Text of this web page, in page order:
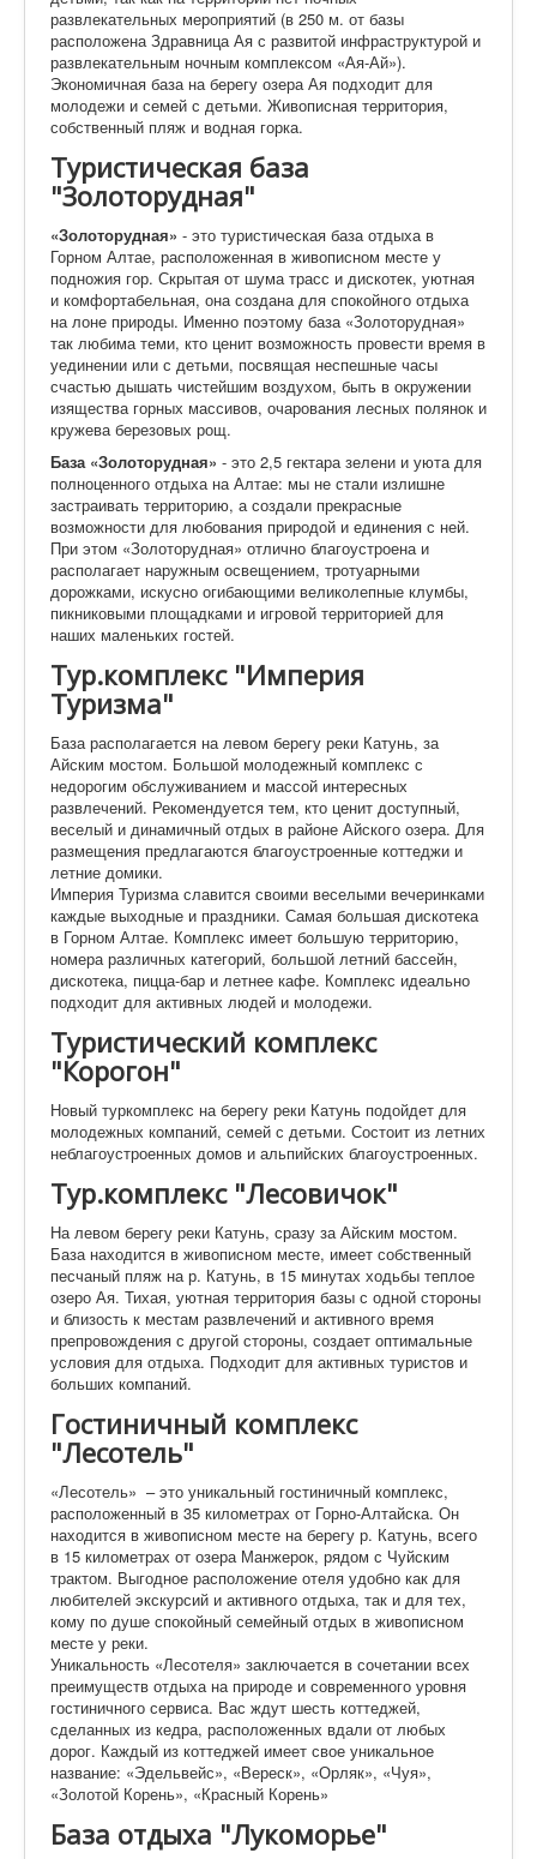
развлекательных мероприятий (в 250 м. от базы
расположена Здравница Ая с развитой инфраструктурой и
развлекательным ночным комплексом «Ая-Ай»).
Экономичная база на берегу озера Ая подходит для
молодежи и семей с детьми. Живописная территория,
собственный пляж и водная горка.
Туристическая база
"Золоторудная"
«Золоторудная» - это туристическая база отдыха в
Горном Алтае, расположенная в живописном месте у
подножия гор. Скрытая от шума трасс и дискотек, уютная
и комфортабельная, она создана для спокойного отдыха
на лоне природы. Именно поэтому база «Золоторудная»
так любима теми, кто ценит возможность провести время в
уединении или с детьми, посвящая неспешные часы
счастью дышать чистейшим воздухом, быть в окружении
изящества горных массивов, очарования лесных полянок и
кружева березовых рощ.
База «Золоторудная» - это 2,5 гектара зелени и уюта для
полноценного отдыха на Алтае: мы не стали излишне
застраивать территорию, а создали прекрасные
возможности для любования природой и единения с ней.
При этом «Золоторудная» отлично благоустроена и
располагает наружным освещением, тротуарными
дорожками, искусно огибающими великолепные клумбы,
пикниковыми площадками и игровой территорией для
наших маленьких гостей.
Тур.комплекс "Империя
Туризма"
База располагается на левом берегу реки Катунь, за
Айским мостом. Большой молодежный комплекс с
недорогим обслуживанием и массой интересных
развлечений. Рекомендуется тем, кто ценит доступный,
веселый и динамичный отдых в районе Айского озера. Для
размещения предлагаются благоустроенные коттеджи и
летние домики.
Империя Туризма славится своими веселыми вечеринками
каждые выходные и праздники. Самая большая дискотека
в Горном Алтае. Комплекс имеет большую территорию,
номера различных категорий, большой летний бассейн,
дискотека, пицца-бар и летнее кафе. Комплекс идеально
подходит для активных людей и молодежи.
Туристический комплекс
"Корогон"
Новый туркомплекс на берегу реки Катунь подойдет для
молодежных компаний, семей с детьми. Состоит из летних
неблагоустроенных домов и альпийских благоустроенных.
Тур.комплекс "Лесовичок"
На левом берегу реки Катунь, сразу за Айским мостом.
База находится в живописном месте, имеет собственный
песчаный пляж на р. Катунь, в 15 минутах ходьбы теплое
озеро Ая. Тихая, уютная территория базы с одной стороны
и близость к местам развлечений и активного время
препровождения с другой стороны, создает оптимальные
условия для отдыха. Подходит для активных туристов и
больших компаний.
Гостиничный комплекс
"Лесотель"
«Лесотель» – это уникальный гостиничный комплекс,
расположенный в 35 километрах от Горно-Алтайска. Он
находится в живописном месте на берегу р. Катунь, всего
в 15 километрах от озера Манжерок, рядом с Чуйским
трактом. Выгодное расположение отеля удобно как для
любителей экскурсий и активного отдыха, так и для тех,
кому по душе спокойный семейный отдых в живописном
месте у реки.
Уникальность «Лесотеля» заключается в сочетании всех
преимуществ отдыха на природе и современного уровня
гостиничного сервиса. Вас ждут шесть коттеджей,
сделанных из кедра, расположенных вдали от любых
дорог. Каждый из коттеджей имеет свое уникальное
название: «Эдельвейс», «Вереск», «Орляк», «Чуя»,
«Золотой Корень», «Красный Корень»
База отдыха "Лукоморье"